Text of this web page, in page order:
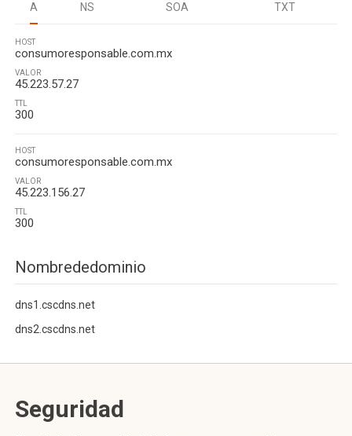
A NS SOA TXT
HOST
consumoresponsable.com.mx
VALOR
45.223.57.27
TTL
300
HOST
consumoresponsable.com.mx
VALOR
45.223.156.27
TTL
300
Nombrededominio
dns1.cscdns.net
dns2.cscdns.net
Seguridad